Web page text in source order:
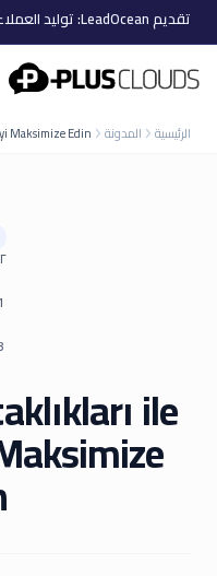
PlusClouds
الرئيسية المدونة Maksimize Edin
١٢
ile